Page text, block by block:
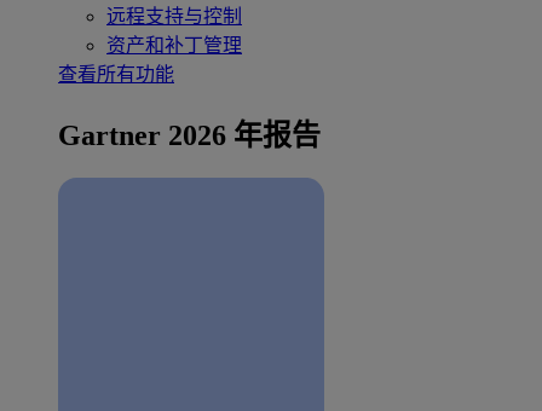
远程支持与控制
资产和补丁管理
查看所有功能
Gartner 2026 年报告